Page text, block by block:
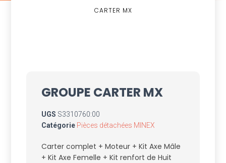
CARTER MX
GROUPE CARTER MX
UGS S3310760:00
Catégorie Pièces détachées MINEX
Carter complet + Moteur + Kit Axe Mâle
+ Kit Axe Femelle + Kit renfort de Huit